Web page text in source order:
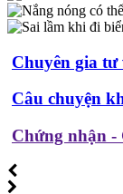
Chuyên gia tư
Câu chuyện
Chứng nhận -